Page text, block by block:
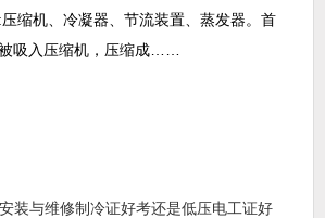
缩机、冷凝器、节流装置、蒸发器。首
吸入压缩机，压缩成……
装与维修制冷证好考还是低压电工证好